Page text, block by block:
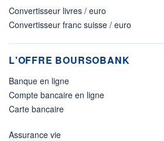
Convertisseur livres / euro
Convertisseur franc suisse / euro
L'OFFRE BOURSOBANK
Banque en ligne
Compte bancaire en ligne
Carte bancaire
Assurance vie